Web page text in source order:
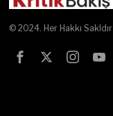
© 2024. Her Hakkı Sakldır